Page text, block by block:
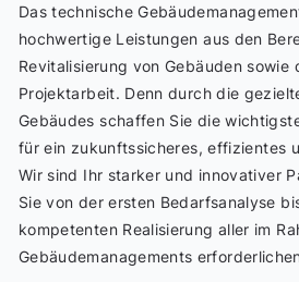
Das technische
hochwertige Leistungen aus den
Revitalisierung von Gebäuden sowie
Projektarbeit. Denn durch die
Gebäudes schaffen Sie die
für ein zukunftssicheres, effizientes
Wir sind Ihr starker und innovativer
Sie von der ersten Bedarfsanalyse
kompetenten Realisierung aller im
Gebäudemanagements